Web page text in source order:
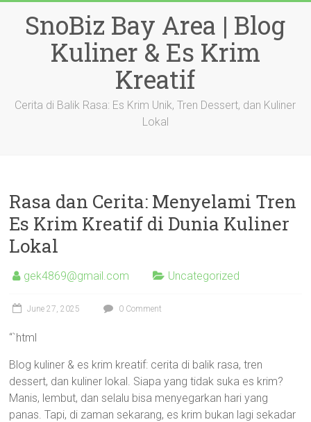
contentSnoBiz Bay Area | Blog
Kuliner & Es Krim
Kreatif
Cerita di Balik Rasa: Es Krim Unik, Tren Dessert, dan Kuliner
Lokal
Rasa dan Cerita: Menyelami Tren
Es Krim Kreatif di Dunia Kuliner
Lokal
gek4869@gmail.com Uncategorized
June 27, 2025 0 Comment
“`html
Blog kuliner & es krim kreatif: cerita di balik rasa, tren
dessert, dan kuliner lokal. Siapa yang tidak suka es krim?
Manis, lembut, dan selalu bisa menyegarkan hari yang
panas. Tapi, di zaman sekarang, es krim bukan lagi sekadar